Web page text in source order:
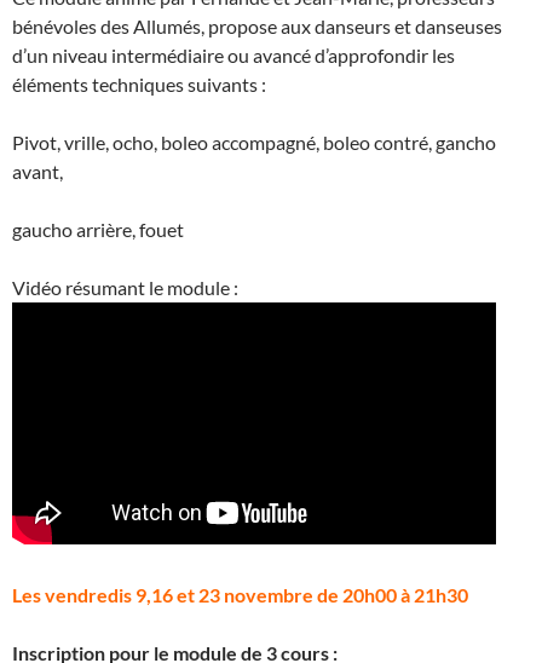
bénévoles des Allumés, propose aux danseurs et danseuses
d’un niveau intermédiaire ou avancé d’approfondir les
éléments techniques suivants :
Pivot, vrille, ocho, boleo accompagné, boleo contré, gancho
avant,
gaucho arrière, fouet
Vidéo résumant le module :
Les vendredis 9,16 et 23 novembre de 20h00 à 21h30
Inscription pour le module de 3 cours :